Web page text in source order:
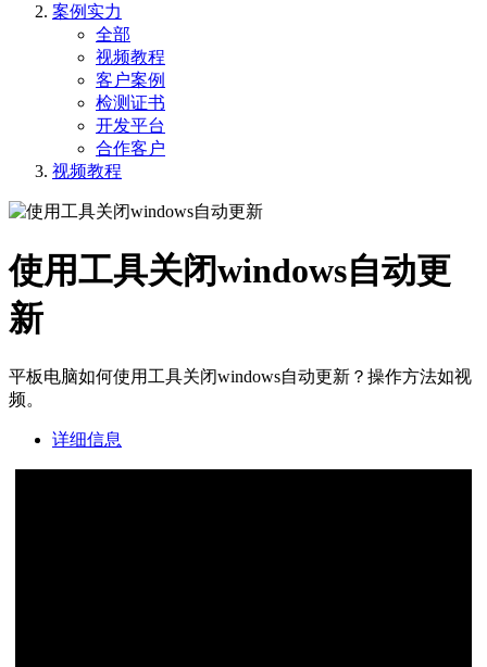
案例实力
全部
视频教程
客户案例
检测证书
开发平台
合作客户
视频教程
使用工具关闭windows自动更
新
平板电脑​如何​使用工具关闭windows自动更新？操作方法如视
频。
详细信息